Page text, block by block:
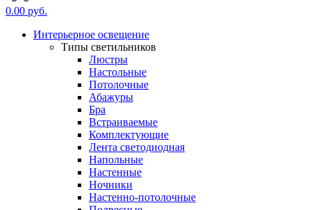
0.00 руб.
Интерьерное освещение
Типы светильников
Люстры
Настольные
Потолочные
Абажуры
Бра
Встраиваемые
Комплектующие
Лента светодиодная
Напольные
Настенные
Ночники
Настенно-потолочные